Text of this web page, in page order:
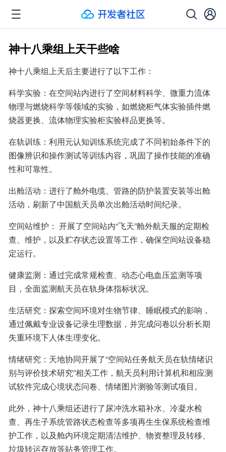
神十八乘组上天干些啥
神十八乘组上天后主要进行了以下工作：
科学实验：在空间站内进行了空间材料科学、微重力流体
物理与燃烧科学等领域的实验，如燃烧柜气体实验插件燃
烧器更换、流体物理实验柜实验样品更换等。
在轨训练：利用元认知训练系统完成了不同初始条件下的
图像辨识和操作测试等训练内容，巩固了操作技能的准确
性和可靠性。
出舱活动：进行了舱外电缆、管路的防护装置安装等出舱
活动，刷新了中国航天员单次出舱活动时间纪录。
空间站维护： 开展了空间站内“飞天”舱外航天服的定期检
查、维护，以及贮存状态设置等工作，确保空间站设备稳
定运行。
健康监测：通过完成常规检查、动态心电血压监测等项
目，全面监测航天员在轨身体指标状况。
生活研究：探索空间环境对生物节律、睡眠模式的影响，
通过佩戴专业设备记录生理数据，并完成问卷以分析长期
失重环境下人体生理变化。
情绪研究：天地协同开展了“空间站任务航天员在轨情绪识
别与评价技术研究”相关工作，航天员利用计算机和相应测
试软件完成心境状态问卷、情绪图片测验等测试项目。
此外，神十八乘组还进行了尿冲洗水箱补水、冷凝水检
查、再生子系统管路状态检查等多项再生生保系统检查维
护工作，以及舱内环境定期清洁维护、物资整理及转移、
垃圾转运存放等站务管理工作。